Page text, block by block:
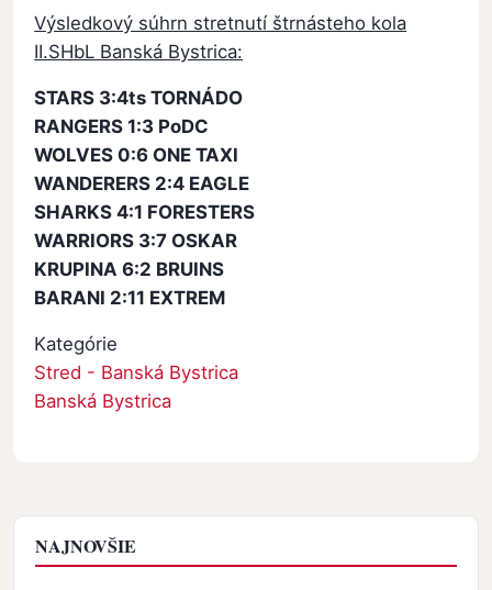
Výsledkový súhrn stretnutí štrnásteho kola
II.SHbL Banská Bystrica:
STARS 3:4ts TORNÁDO
RANGERS 1:3 PoDC
WOLVES 0:6 ONE TAXI
WANDERERS 2:4 EAGLE
SHARKS 4:1 FORESTERS
WARRIORS 3:7 OSKAR
KRUPINA 6:2 BRUINS
BARANI 2:11 EXTREM
Kategórie
Stred - Banská Bystrica
Banská Bystrica
NAJNOVŠIE